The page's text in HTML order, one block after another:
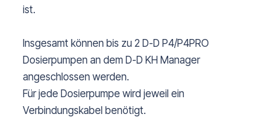
ist.
Insgesamt können bis zu 2 D-D P4/P4PRO
Dosierpumpen an dem D-D KH Manager
angeschlossen werden.
Für jede Dosierpumpe wird jeweil ein
Verbindungskabel benötigt.